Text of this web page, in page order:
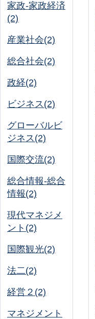
家政-家政経済
(2)
産業社会(2)
総合社会(2)
政経(2)
ビジネス(2)
グローバルビ
ジネス(2)
国際交流(2)
総合情報-総合
情報(2)
現代マネジメ
ント(2)
国際観光(2)
法二(2)
経営２(2)
マネジメント